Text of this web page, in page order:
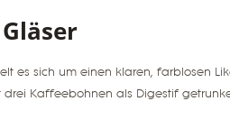
es sich um einen klaren, farblosen
drei Kaffeebohnen als Digestif